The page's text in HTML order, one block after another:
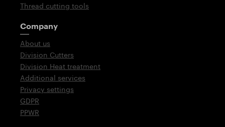
Thread cutting tools
Company
About us
Division Cutters
Division Heat treatment
Additional services
Privacy settings
GDPR
PPWR